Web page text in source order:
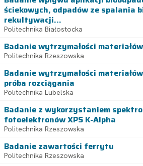
ściekowych, odpadów ze spalania
rekultywacji...
Politechnika Białostocka
Badanie wytrzymałości materiałów
Politechnika Rzeszowska
Badanie wytrzymałości
próba rozciągania
Politechnika Lubelska
Badanie z wykorzystaniem
fotoelektronów XPS K-Alpha
Politechnika Rzeszowska
Badanie zawartości ferrytu
Politechnika Rzeszowska